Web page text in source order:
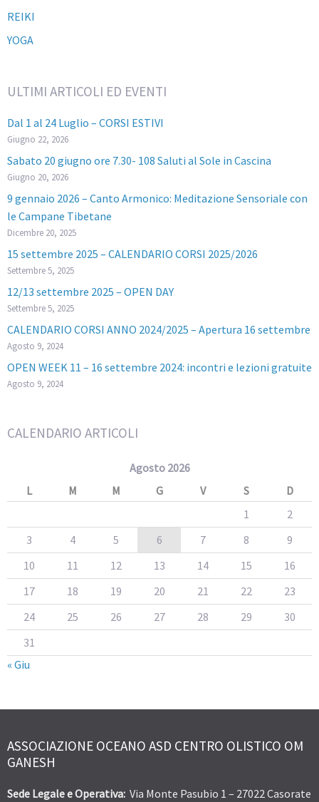
REIKI
YOGA
ULTIMI ARTICOLI ED EVENTI
Dal 1 al 24 Luglio – CORSI ESTIVI
Giugno 22, 2026
Sabato 20 giugno ore 7.30- 108 Saluti al Sole in Cascina
Giugno 20, 2026
9 gennaio 2026 – Canto Armonico: Meditazione Sensoriale con
le Campane Tibetane
Dicembre 20, 2025
15 settembre 2025 – CALENDARIO CORSI 2025/2026
Settembre 5, 2025
12/13 settembre 2025 – OPEN DAY
Settembre 5, 2025
CALENDARIO CORSI ANNO 2024/2025 – Apertura 16 settembre
Agosto 9, 2024
OPEN WEEK 11 – 16 settembre 2024: incontri e lezioni gratuite
Agosto 9, 2024
CALENDARIO ARTICOLI
Agosto 2026
L
M M G V S
D
1
2
3
4 5 6 7 8
9
10
11 12 13 14 15
16
17
18 19 20 21 22
23
24
25 26 27 28 29
30
31
« Giu
ASSOCIAZIONE OCEANO ASD CENTRO OLISTICO OM
GANESH
Sede Legale e Operativa: Via Monte Pasubio 1 – 27022 Casorate